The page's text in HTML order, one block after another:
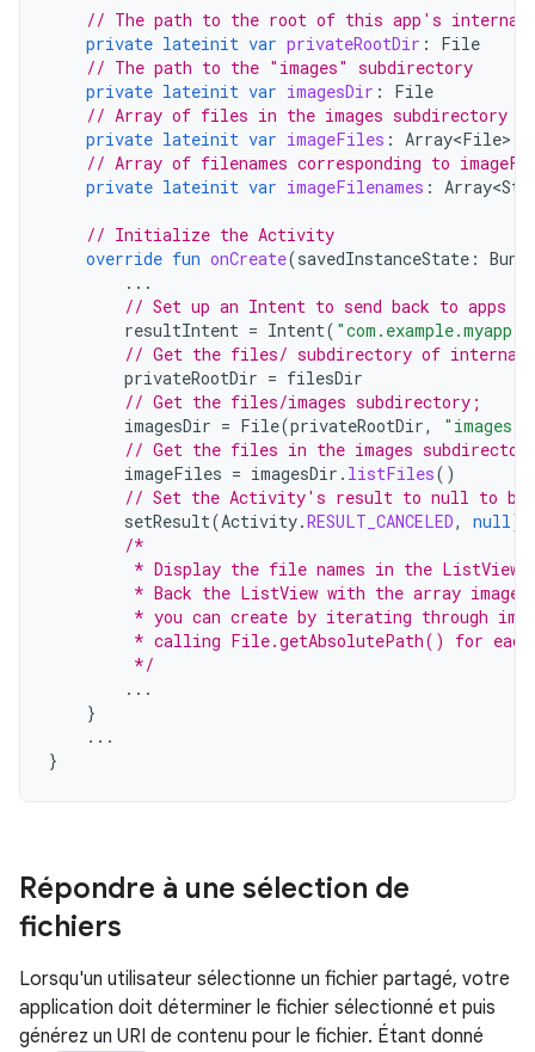
// The path to the root of this app's internal
private lateinit var privateRootDir :
File
// The path to the "images" subdirectory
private lateinit var imagesDir :
File
// Array of files in the images subdirectory
private lateinit var imageFiles : Array<File>
// Array of filenames corresponding to
private lateinit var imageFilenames :
// Initialize the Activity
override fun onCreate(savedInstanceState :
...
// Set up an Intent to send back to apps
resultIntent = Intent(
// Get the files/ subdirectory of internal
privateRootDir = filesDir
// Get the files/images subdirectory;
imagesDir = File(privateRootDir, "images"
// Get the files in the images
imageFiles = imagesDir . listFiles()
// Set the Activity's result to null to
setResult(Activity.RESULT_CANCELED, null)
/*
* Display the file names in the ListView
* Back the ListView with the array
* you can create by iterating through
* calling File.getAbsolutePath() for
         */
...
}
...
}
Répondre à une sélection de
fichiers
Lorsqu'un utilisateur sélectionne un fichier partagé, votre
application doit déterminer le fichier sélectionné et puis
générez un URI de contenu pour le fichier. Étant donné